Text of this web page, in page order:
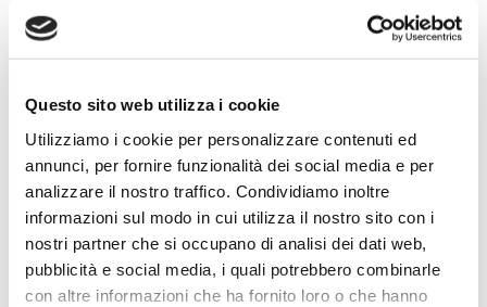
Questo sito web utilizza i cookie
Utilizziamo i cookie per personalizzare contenuti ed
annunci, per fornire funzionalità dei social media e per
analizzare il nostro traffico. Condividiamo inoltre
informazioni sul modo in cui utilizza il nostro sito con i
nostri partner che si occupano di analisi dei dati web,
pubblicità e social media, i quali potrebbero combinarle
con altre informazioni che ha fornito loro o che hanno
INVIA COMMENTO